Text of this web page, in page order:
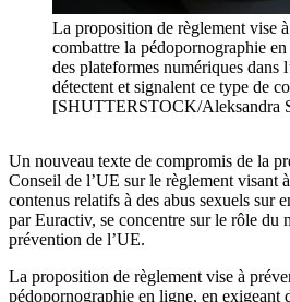
La proposition de règlement vise
combattre la pédopornographie
des plateformes numériques dans
détectent et signalent ce type de
[SHUTTERSTOCK/Aleksandra
Un nouveau texte de compromis de la
Conseil de l’UE sur le règlement visant
contenus relatifs à des abus sexuels sur
par Euractiv, se concentre sur le rôle du
prévention de l’UE.
La proposition de règlement vise à
pédopornographie en ligne, en exigeant